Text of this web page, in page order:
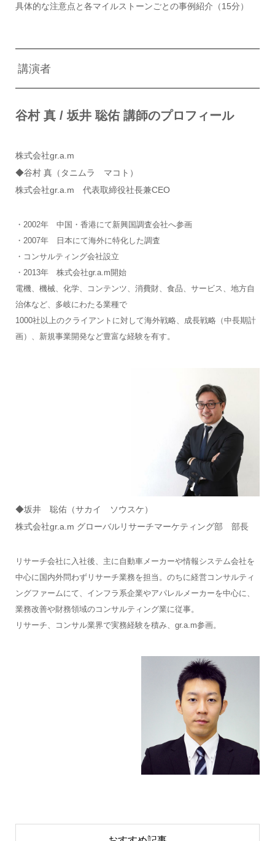
具体的な注意点と各マイルストーンごとの事例紹介（15分）
講演者
谷村 真 / 坂井 聡佑 講師のプロフィール
株式会社gr.a.m
◆谷村 真（タニムラ マコト）
株式会社gr.a.m 代表取締役社長兼CEO
・2002年 中国・香港にて新興国調査会社へ参画
・2007年 日本にて海外に特化した調査
・コンサルティング会社設立
・2013年 株式会社gr.a.m開始
電機、機械、化学、コンテンツ、消費財、食品、サービス、地方自
治体など、多岐にわたる業種で
1000社以上のクライアントに対して海外戦略、成長戦略（中長期計
画）、新規事業開発など豊富な経験を有す。
◆坂井 聡佑（サカイ ソウスケ）
株式会社gr.a.m グローバルリサーチマーケティング部 部長
リサーチ会社に入社後、主に自動車メーカーや情報システム会社を
中心に国内外問わずリサーチ業務を担当。のちに経営コンサルティ
ングファームにて、インフラ系企業やアパレルメーカーを中心に、
業務改善や財務領域のコンサルティング業に従事。
リサーチ、コンサル業界で実務経験を積み、gr.a.m参画。